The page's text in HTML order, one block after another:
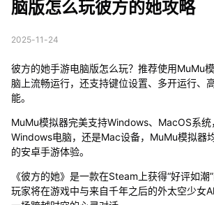
脑版怎么玩彼方的她攻略
2025-11-24
彼方的她手游电脑版怎么玩？推荐使用MuMu
脑上流畅运行，还支持键位设置、多开运行、
能。
MuMu模拟器完美支持Windows、MacOS系
Windows电脑，还是Mac设备，MuMu模拟器
的安卓手游体验。
《彼方的她》是一款在Steam上获得“好评如潮
玩家将在游戏中与来自千年之后的外太空少女